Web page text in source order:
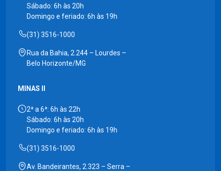
Sábado: 6h às 20h
Domingo e feriado: 6h às 19h
(31) 3516-1000
Rua da Bahia, 2.244 – Lourdes –
Belo Horizonte/MG
MINAS II
2ª a 6ª: 6h às 22h
Sábado: 6h às 20h
Domingo e feriado: 6h às 19h
(31) 3516-1000
Av. Bandeirantes, 2.323 – Serra –